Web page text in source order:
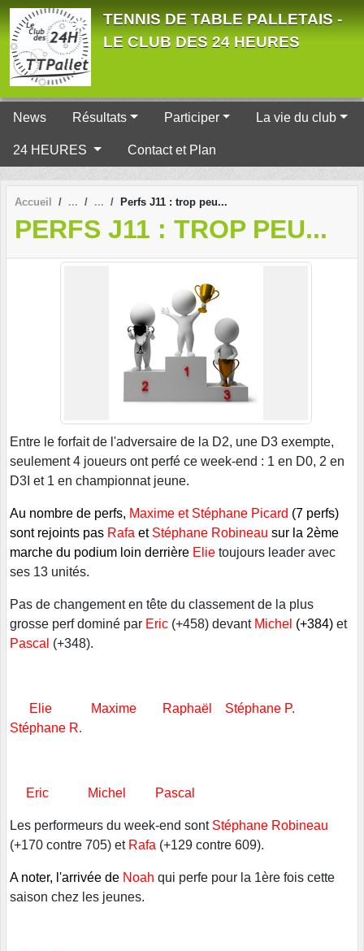
TENNIS DE TABLE PALLETAIS -
LE CLUB DES 24 HEURES
News Résultats Participer La vie du club
24 HEURES Contact et Plan
Accueil Perfs J11 : trop peu...
PERFS J11 : TROP PEU...
Entre le forfait de l'adversaire de la D2, une D3 exempte,
seulement 4 joueurs ont perfé ce week-end : 1 en D0, 2 en
D3I et 1 en championnat jeune.
Au nombre de perfs, Maxime et Stéphane Picard (7 perfs)
sont rejoints pas Rafa et Stéphane Robineau sur la 2ème
marche du podium loin derrière Elie toujours leader avec
ses 13 unités.
Pas de changement en tête du classement de la plus
grosse perf dominé par Eric (+458) devant Michel (+384) et
Pascal (+348).
Elie Maxime Raphaël Stéphane P.
Stéphane R.
Eric Michel Pascal
Les performeurs du week-end sont Stéphane Robineau
(+170 contre 705) et Rafa (+129 contre 609).
A noter, l'arrivée de Noah qui perfe pour la 1ère fois cette
saison chez les jeunes.
Panneau de gestion des cookies